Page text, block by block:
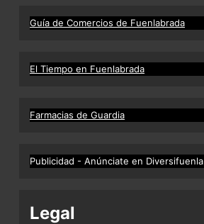
Guía de Comercios de Fuenlabrada
El Tiempo en Fuenlabrada
Farmacias de Guardia
Publicidad - Anúnciate en Diversifuenla
Legal